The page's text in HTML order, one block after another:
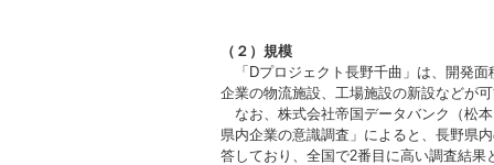
（２）規模
「Dプロジェクト長野千曲」は、開発
企業の物流施設、工場施設の新設などが
なお、株式会社帝国データバンク（松
県内企業の意識調査」によると、長野県
答しており、全国で2番目に高い調査結